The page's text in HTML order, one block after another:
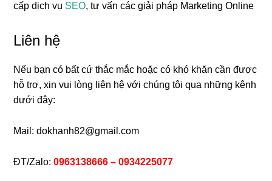
cấp dịch vụ SEO, tư vấn các giải pháp Marketing Online
Liên hệ
Nếu bạn có bất cứ thắc mắc hoặc có khó khăn cần được
hỗ trợ, xin vui lòng liên hệ với chúng tôi qua những kênh
dưới đây:
Mail: dokhanh82@gmail.com
ĐT/Zalo:0963138666 – 0934225077